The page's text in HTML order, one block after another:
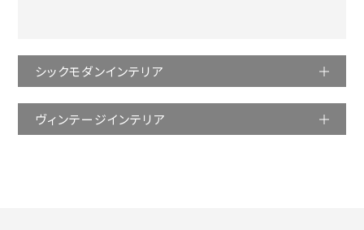
シックモダンインテリア
ヴィンテージインテリア